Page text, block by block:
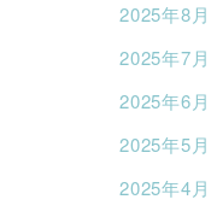
2025年8月
2025年7月
2025年6月
2025年5月
2025年4月